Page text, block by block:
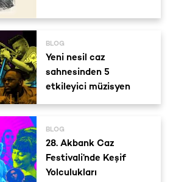
BLOG
Yeni nesil caz
sahnesinden 5
etkileyici müzisyen
BLOG
28. Akbank Caz
Festivali’nde Keşif
Yolculukları